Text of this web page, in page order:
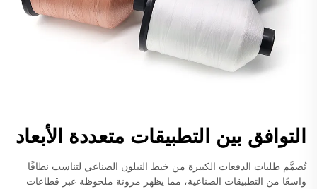
التوافق بين التطبيقات متعددة الأبعاد
تُصمَّم طلبات الدفعات الكبيرة من خيط النيلون الصناعي لتناسب نطاقًا
واسعًا من التطبيقات الصناعية، مما يظهر مرونة ملحوظة عبر قطاعات